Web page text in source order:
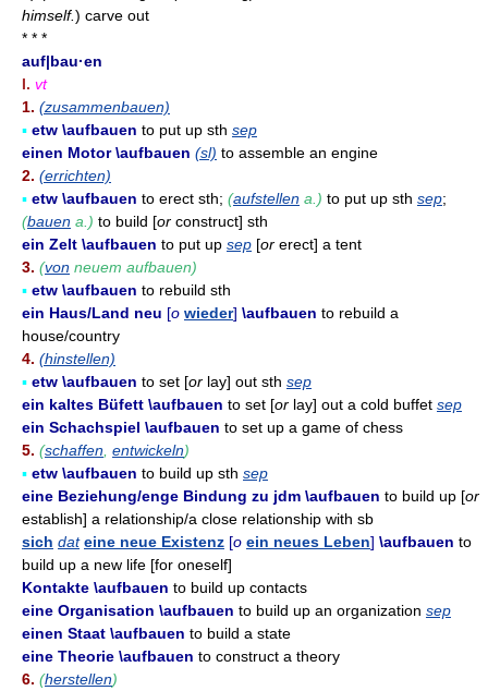
himself.) carve out
* * *
auf|bau·en
I. vt
1. (zusammenbauen)
▪ etw \aufbauen to put up sth sep
einen Motor \aufbauen (sl) to assemble an engine
2. (errichten)
▪ etw \aufbauen to erect sth; (aufstellen a.) to put up sth sep;
(bauen a.) to build [or construct] sth
ein Zelt \aufbauen to put up sep [or erect] a tent
3. (von neuem aufbauen)
▪ etw \aufbauen to rebuild sth
ein Haus/Land neu [o wieder] \aufbauen to rebuild a
house/country
4. (hinstellen)
▪ etw \aufbauen to set [or lay] out sth sep
ein kaltes Büfett \aufbauen to set [or lay] out a cold buffet sep
ein Schachspiel \aufbauen to set up a game of chess
5. (schaffen, entwickeln)
▪ etw \aufbauen to build up sth sep
eine Beziehung/enge Bindung zu jdm \aufbauen to build up [or
establish] a relationship/a close relationship with sb
sich dat eine neue Existenz [o ein neues Leben] \aufbauen to
build up a new life [for oneself]
Kontakte \aufbauen to build up contacts
eine Organisation \aufbauen to build up an organization sep
einen Staat \aufbauen to build a state
eine Theorie \aufbauen to construct a theory
6. (herstellen)